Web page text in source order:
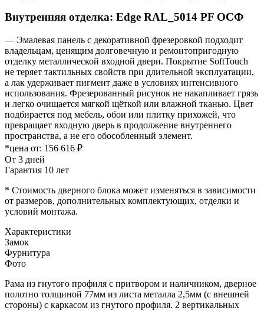
Внутренняя отделка: Edge RAL_5014 PF ОСФ
— Эмалевая панель с декоративной фрезеровкой подходит
владельцам, ценящим долговечную и ремонтопригодную
отделку металлической входной двери. Покрытие SoftTouch
не теряет тактильных свойств при длительной эксплуатации,
а лак удерживает пигмент даже в условиях интенсивного
использования. Фрезерованный рисунок не накапливает грязь
и легко очищается мягкой щёткой или влажной тканью. Цвет
подбирается под мебель, обои или плитку прихожей, что
превращает входную дверь в продолжение внутреннего
пространства, а не его обособленный элемент.
*цена от: 156 616 ₽
От 3 дней
Гарантия 10 лет
* Стоимость дверного блока может изменяться в зависимости
от размеров, дополнительных комплектующих, отделки и
условий монтажа.
Характеристики
Замок
Фурнитура
Фото
Рама из гнутого профиля с притвором и наличником, дверное
полотно толщиной 77мм из листа металла 2,5мм (с внешней
стороны) c каркасом из гнутого профиля. 2 вертикальных